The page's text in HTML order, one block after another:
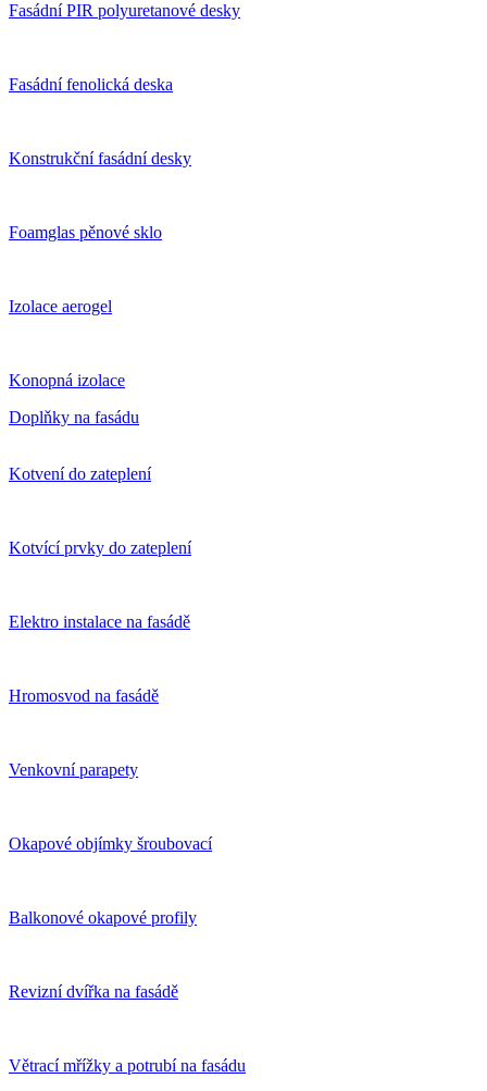
Fasádní PIR polyuretanové desky
Fasádní fenolická deska
Konstrukční fasádní desky
Foamglas pěnové sklo
Izolace aerogel
Konopná izolace
Doplňky na fasádu
Kotvení do zateplení
Kotvící prvky do zateplení
Elektro instalace na fasádě
Hromosvod na fasádě
Venkovní parapety
Okapové objímky šroubovací
Balkonové okapové profily
Revizní dvířka na fasádě
Větrací mřížky a potrubí na fasádu